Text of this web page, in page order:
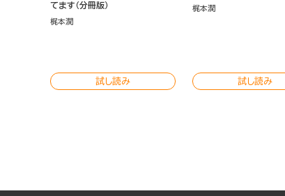
てます（分冊版）
梶本潤
試し読み
梶本潤
試し読み